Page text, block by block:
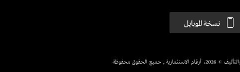
نسخة الموبايل